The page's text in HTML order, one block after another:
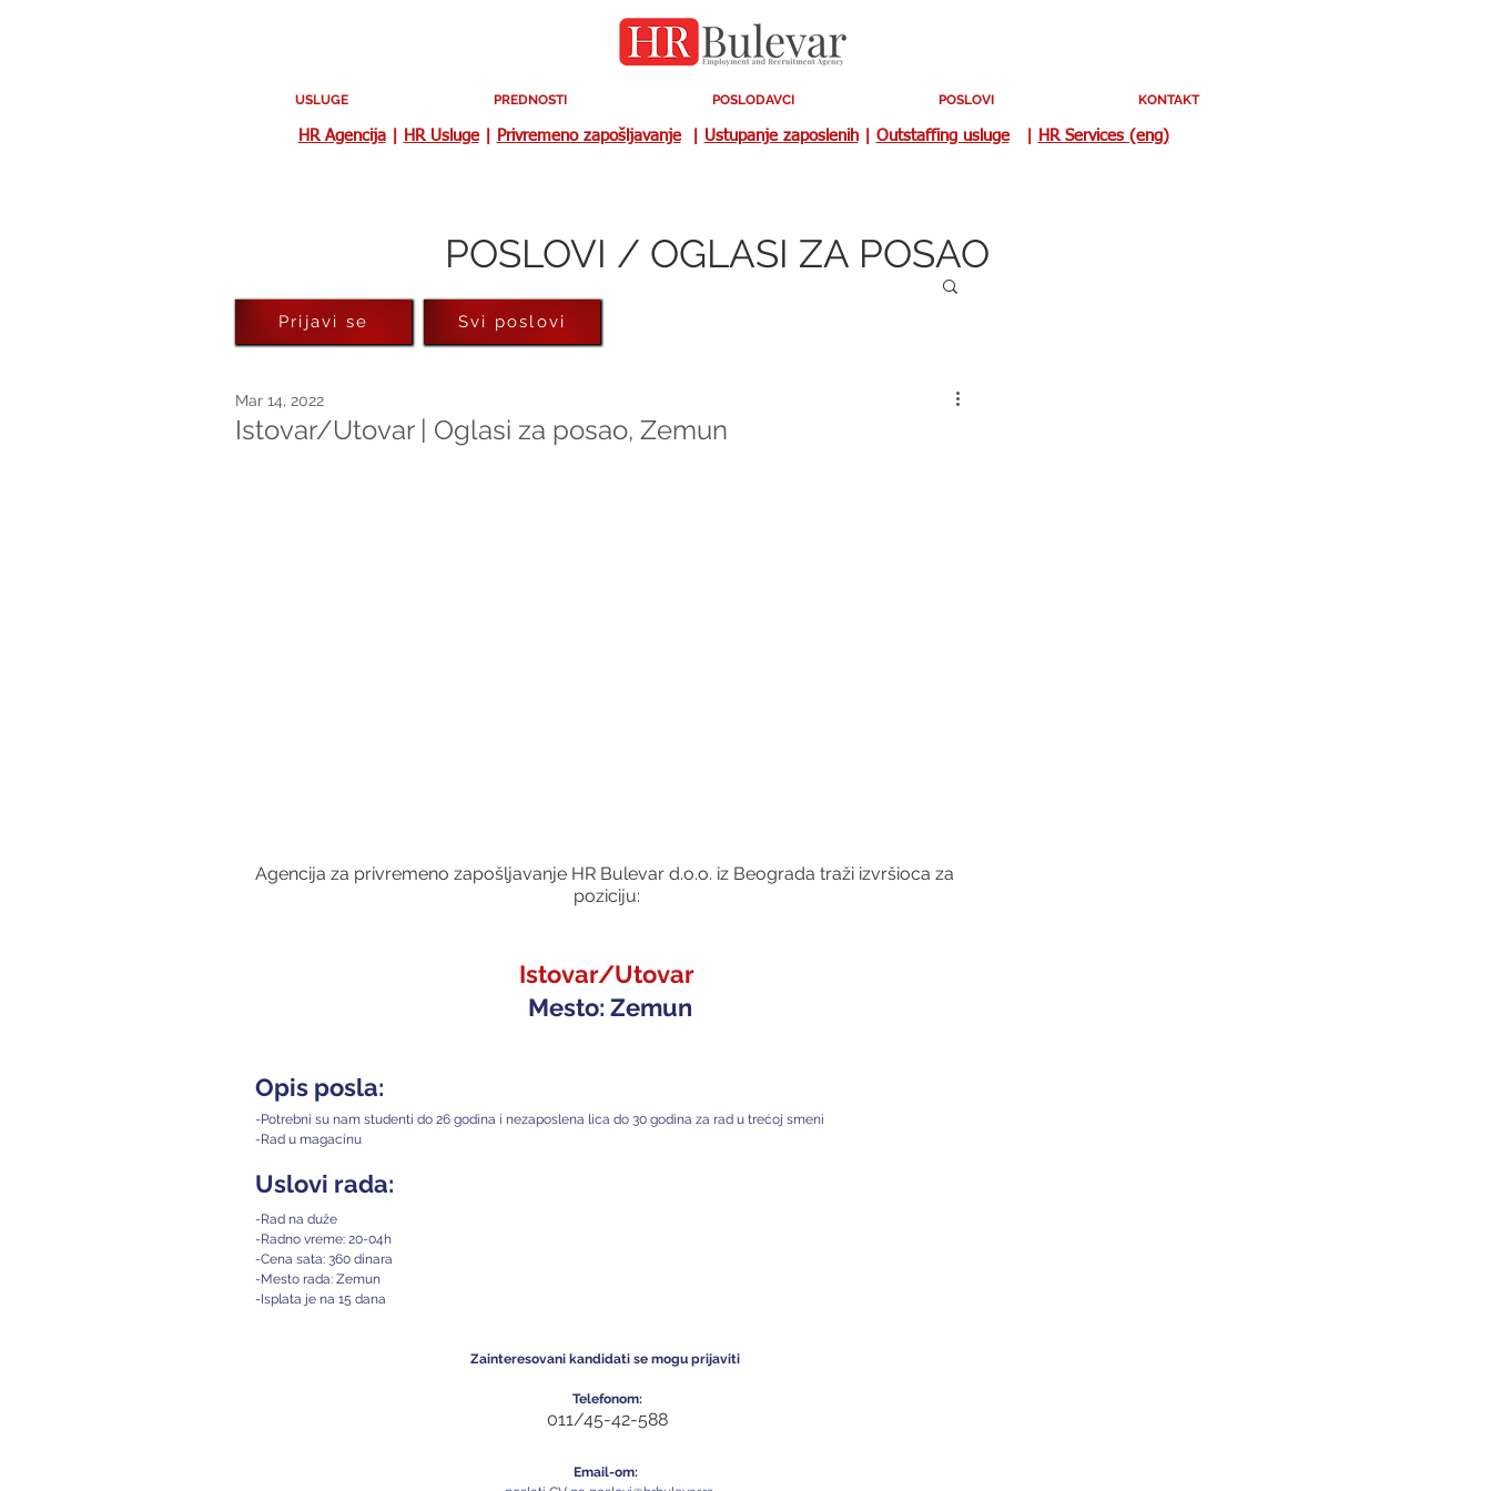
USLUGE PREDNOSTI POSLODAVCI POSLOVI KONTAKT
HR Agencija| HR Usluge| Privremeno zapošljavanje| Ustupanje zaposlenih| Outstaffing usluge| HR Services (eng)
POSLOVI / OGLASI ZA POSAO
Istovar/Utovar | Oglasi za posao, Zemun
Mar 14, 2022
Agencija za privremeno zapošljavanje HR Bulevar d.o.o. iz Beograda traži izvršioca za
poziciju:
Istovar/Utovar
Mesto: Zemun
Opis posla:
-Potrebni su nam studenti do 26 godina i nezaposlena lica do 30 godina za rad u trećoj smeni
-Rad u magacinu
Uslovi rada:
-Rad na duže
-Radno vreme: 20-04h
-Cena sata: 360 dinara
-Mesto rada: Zemun
-Isplata je na 15 dana
Zainteresovani kandidati se mogu prijaviti
Telefonom:
011/45-42-588
Email-om:
Prijavi se Svi poslovi